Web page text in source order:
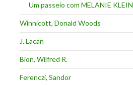
Um passeio com MELANIE KLEIN
Winnicott, Donald Woods
J. Lacan
Bion, Wilfred R.
Ferenczi, Sandor